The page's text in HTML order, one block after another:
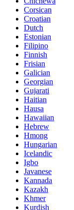
Corsican
Croatian
Dutch
Estonian
Filipino
Finnish
Frisian
Galician
Georgian
Gujarati
Haitian
Hausa
Hawaiian
Hebrew
Hmong
Hungarian
Icelandic
Igbo
Javanese
Kannada
Kazakh
Khmer
Kurdish